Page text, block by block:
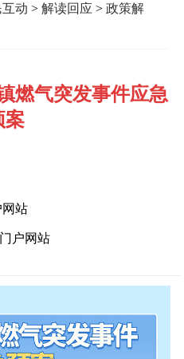
动 >解读回应 >政策解
燃气突发事件应急
案
站
户网站